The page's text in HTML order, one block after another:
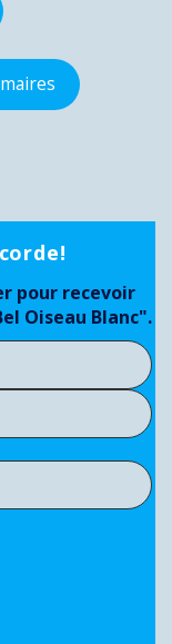
pour recevoir
Oiseau Blanc".